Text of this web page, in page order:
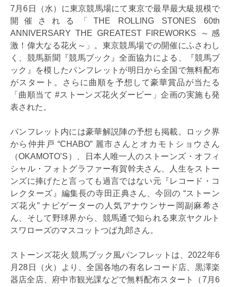
7月6日（水）に東京競馬場にて東京で最早最大級規模で
開催される「THE ROLLING STONES 60th
ANNIVERSARY THE GREATEST FIREWORKS ～感
激！偉大なる花火～」。東京競馬場での開催にふさわし
く、競馬新聞『競馬ブック』全面協力による、『競馬ブ
ック』を模したパンフレットが明日から全国で無料配布
がスタート。さらに曲順を予想して豪華賞品が当たる
「曲順当て #ストーンズ花火ダービー」企画の実施も発
表された。
パンフレット内には豪華解説陣の予想も掲載。ロック界
から仲井戸 “CHABO” 麗市さんとオカモトショウさん
（OKAMOTO’S）、日本人唯一人のストーンズ・オフィ
シャル・フォトグラファー有賀幹夫さん、人生をストー
ンズに捧げたと言っても過言ではない元『レコード・コ
レクターズ』編集長の寺田正典さん、今回の “ストーン
ズ花火” ナビゲーターの人気アナウンサー岡副麻希さ
ん、そして野球界から、競馬通で知られる東京ヤクルト
スワローズのマスコットつば九郎さん。
ストーンズ花火 競馬ブック風パンフレットは、2022年6
月28日（火）より、全国各地の有名レコード店、黒澤楽
器店全店、府中市観光課などで無料配布スタート（7月6